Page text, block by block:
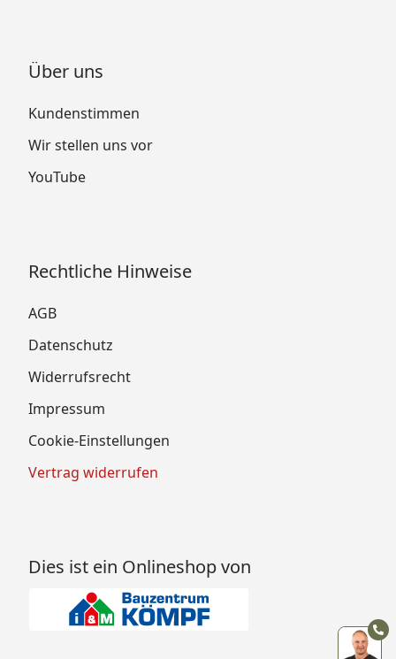
Über uns
Kundenstimmen
Wir stellen uns vor
YouTube
Rechtliche Hinweise
AGB
Datenschutz
Widerrufsrecht
Impressum
Cookie-Einstellungen
Vertrag widerrufen
Dies ist ein Onlineshop von